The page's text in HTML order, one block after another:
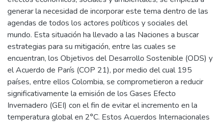
generar la necesidad de incorporar este tema dentro de las
agendas de todos los actores políticos y sociales del
mundo. Esta situación ha llevado a las Naciones a buscar
estrategias para su mitigación, entre las cuales se
encuentran, los Objetivos del Desarrollo Sostenible (ODS) y
el Acuerdo de París (COP 21), por medio del cual 195
países, entre ellos Colombia, se comprometieron a reducir
significativamente la emisión de los Gases Efecto
Invernadero (GEI) con el fin de evitar el incremento en la
temperatura global en 2°C. Estos Acuerdos Internacionales